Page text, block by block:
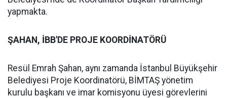
yapmakta.
ŞAHAN, İBB'DE PROJE KOORDİNATÖRÜ
Resül Emrah Şahan, aynı zamanda İstanbul Büyükşehir
Belediyesi Proje Koordinatörü, BİMTAŞ yönetim
kurulu başkanı ve imar komisyonu üyesi görevlerini